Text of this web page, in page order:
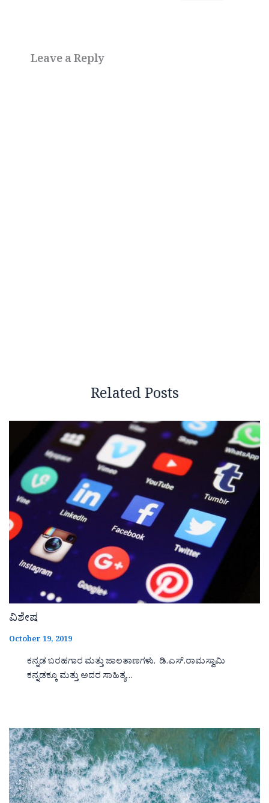
Leave a Reply
Related Posts
ವಿಶೇಷ
October 19, 2019
ಕನ್ನಡ ಬರಹಗಾರ ಮತ್ತು ಜಾಲತಾಣಗಳು. ಡಿ.ಎಸ್.ರಾಮಸ್ವಾಮಿ
ಕನ್ನಡಕ್ಕೂ ಮತ್ತು ಅದರ ಸಾಹಿತ್ಯ…